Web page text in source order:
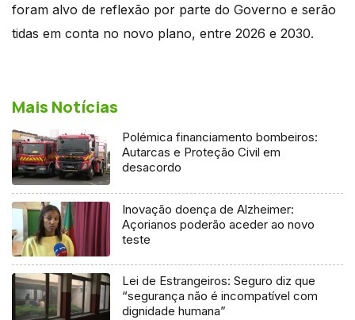
foram alvo de reflexão por parte do Governo e serão
tidas em conta no novo plano, entre 2026 e 2030.
Mais Notícias
Polémica financiamento bombeiros:
Autarcas e Proteção Civil em
desacordo
Inovação doença de Alzheimer:
Açorianos poderão aceder ao novo
teste
Lei de Estrangeiros: Seguro diz que
“segurança não é incompatível com
dignidade humana”